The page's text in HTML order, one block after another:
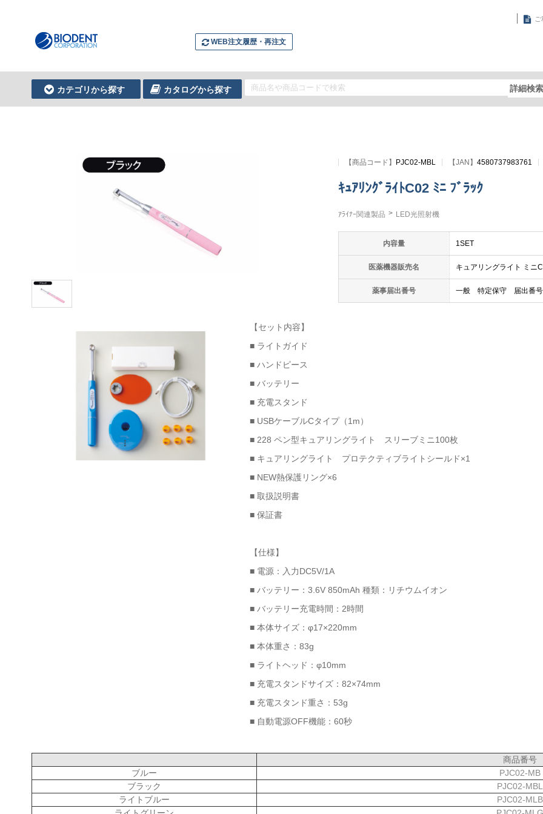
WEB注文履歴・再注文
カテゴリから探す カタログから探す 詳細検索
【商品コード 】 PJC02-MBL 【JAN】4580737983761
ｷｭｱﾘﾝｸﾞﾗｲﾄC02 ﾐﾆ ﾌﾞﾗｯｸ
ｱﾗｲﾅｰ関連製品 LED光照射機
内容量 1SET
医薬機器販売名 キュアリングライト ミニ
薬事届出番号 一般 特定保守 届出番号
【セット内容】
■ ライトガイド
■ ハンドピース
■ バッテリー
■ 充電スタンド
■ USBケーブルCタイプ（1m）
■ 228 ペン型キュアリングライト スリーブミニ100枚
■ キュアリングライト プロテクティブライトシールド×1
■ NEW熱保護リング×6
■ 取扱説明書
■ 保証書
【仕様】
■ 電源：入力DC5V/1A
■ バッテリー：3.6V 850mAh 種類：リチウムイオン
■ バッテリー充電時間：2時間
■ 本体サイズ：φ17×220mm
■ 本体重さ：83g
■ ライトヘッド：φ10mm
■ 充電スタンドサイズ：82×74mm
■ 充電スタンド重さ：53g
■ 自動電源OFF機能：60秒
商品番号
ブルー
PJC02-MB
ブラック
PJC02-MBL
ライトブルー
PJC02-MLB